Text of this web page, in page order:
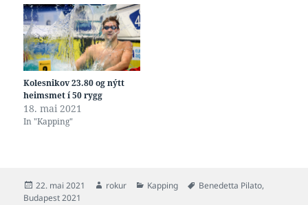
Kolesnikov 23.80 og nýtt
heimsmet í 50 rygg
18. mai 2021
In "Kapping"
Posted
on
22. mai 2021 Author
rokur Categories
Kapping Tags
Benedetta Pilato,
Budapest 2021